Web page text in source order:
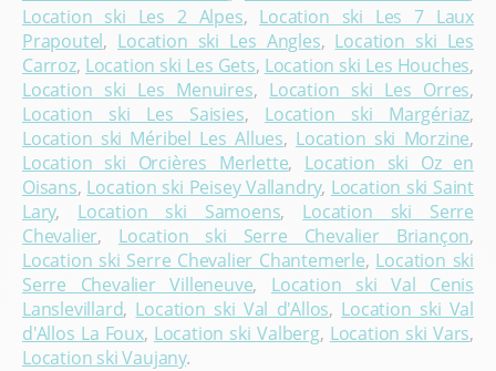
Location ski Les 2 Alpes, Location ski Les 7 Laux
Prapoutel, Location ski Les Angles, Location ski Les
Carroz, Location ski Les Gets, Location ski Les Houches,
Location ski Les Menuires, Location ski Les Orres,
Location ski Les Saisies, Location ski Margériaz,
Location ski Méribel Les Allues, Location ski Morzine,
Location ski Orcières Merlette, Location ski Oz en
Oisans, Location ski Peisey Vallandry, Location ski Saint
Lary, Location ski Samoens, Location ski Serre
Chevalier, Location ski Serre Chevalier Briançon,
Location ski Serre Chevalier Chantemerle, Location ski
Serre Chevalier Villeneuve, Location ski Val Cenis
Lanslevillard, Location ski Val d'Allos, Location ski Val
d'Allos La Foux, Location ski Valberg, Location ski Vars,
Location ski Vaujany.